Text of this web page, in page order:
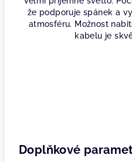
že podporuje spánek a
atmosféru. Možnost
kabelu je
Doplňkové